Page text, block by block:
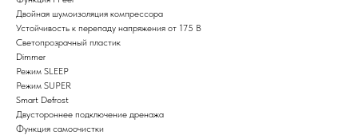
Двойная шумоизоляция компрессора
Устойчивость к перепаду напряжения от 175 В
Светопрозрачный пластик
Dimmer
Режим SLEEP
Режим SUPER
Smart Defrost
Двустороннее подключение дренажа
Функция самоочистки